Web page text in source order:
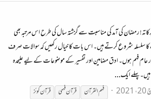
رمضان کی آمد کی مناسبت سے گزشتہ سال کی طرح اس مرتبہ بھی
کا سلسلہ شروع کرتے ہیں۔ اس بات کا خیال رکھیں کہ سوالات صرف
عام فہم ہوں۔ ادق مضامین اور تفسیر کے موضوعات کے لیے علیحدہ
پہلے ایک...
فہم القرآن قرآنفہمی قرآنکوئز